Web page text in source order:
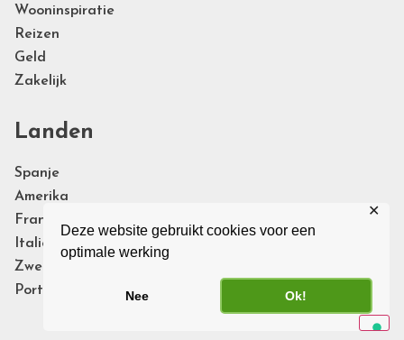
Deze website gebruikt cookies voor een
optimale werking
Nee Ok!
✕
Wooninspiratie
Reizen
Geld
Zakelijk
Landen
Spanje
Amerika
Frankrijk
Italie
Zweden
Portugal